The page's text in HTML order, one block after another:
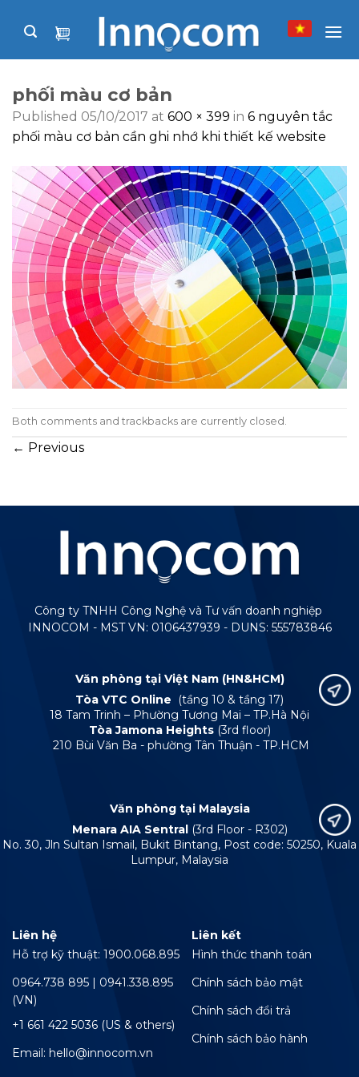
phối màu cơ bản
Published 05/10/2017 at 600 × 399 in 6 nguyên tắc
phối màu cơ bản cần ghi nhớ khi thiết kế website
Both comments and trackbacks are currently closed.
← Previous
Công ty TNHH Công Nghệ và Tư vấn doanh nghiệp
INNOCOM - MST VN: 0106437939 - DUNS: 555783846
Văn phòng tại Việt Nam (HN&HCM)
Tòa VTC Online
(tầng 10 & tầng 17)
18 Tam Trinh – Phường Tương Mai – TP.Hà Nội
Tòa Jamona Heights (3rd floor)
210 Bùi Văn Ba - phường Tân Thuận - TP.HCM
Văn phòng tại Malaysia
Menara AIA Sentral (3rd Floor - R302)
No. 30, Jln Sultan Ismail, Bukit Bintang, Post code: 50250, Kuala
Lumpur, Malaysia
Liên hệ
Hỗ trợ kỹ thuật: 1900.068.895
0964.738 895 | 0941.338.895
(VN)
+1 661 422 5036 (US & others)
Email: hello@innocom.vn
Liên kết
Hình thức thanh toán
Chính sách bảo mật
Chính sách đổi trả
Chính sách bảo hành